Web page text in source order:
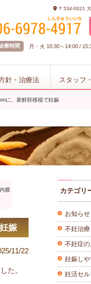
〒534-0021
療時間
月・火 10:30～14:00 /
針・治療法 スタッフ
に、新鮮胚移植で妊娠
膜
娠
11/22
た。
カテゴリ
お知らせ
不妊治
不妊症の
妊娠し
妊活セ